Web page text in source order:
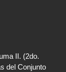
II. (2do.
del Conjunto